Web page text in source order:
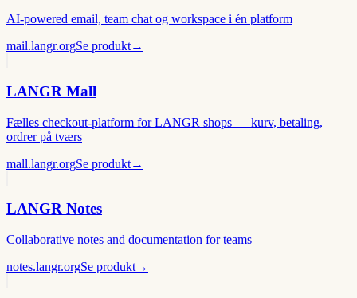
AI-powered email, team chat og workspace i én platform
mail.langr.orgSe produkt→
LANGR Mall
Fælles checkout-platform for LANGR shops — kurv, betaling,
ordrer på tværs
mall.langr.orgSe produkt→
LANGR Notes
Collaborative notes and documentation for teams
notes.langr.orgSe produkt→